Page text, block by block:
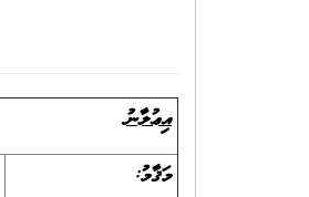
އިޢުލާނު
މަޤާމު: